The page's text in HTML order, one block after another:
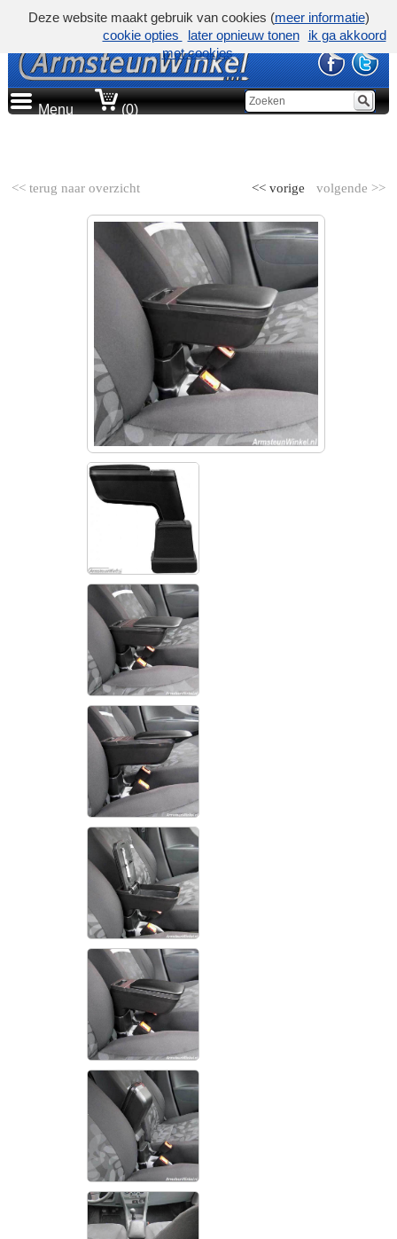
Menu (0)
<< terug naar overzicht volgende >>
<< vorige
Deze website maakt gebruik van cookies (meer informatie)
cookie opties
later opnieuw tonen
ik ga akkoord
met cookies